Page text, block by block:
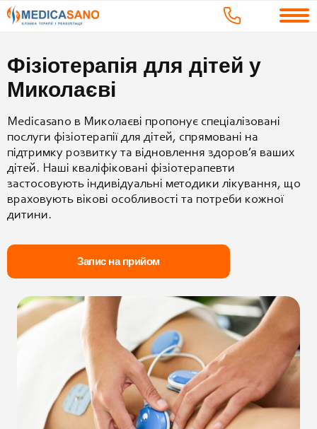
Фізіотерапія для дітей у
Миколаєві
Medicasano в Миколаєві пропонує спеціалізовані
послуги фізіотерапії для дітей, спрямовані на
підтримку розвитку та відновлення здоров’я ваших
дітей. Наші кваліфіковані фізіотерапевти
застосовують індивідуальні методики лікування, що
враховують вікові особливості та потреби кожної
дитини.
Запис на прийом